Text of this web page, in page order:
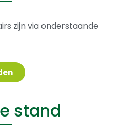
zijn via onderstaande
stand